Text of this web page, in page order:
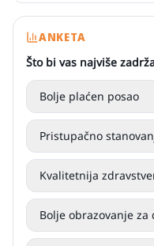
ANKETA
Što bi vas najviše
Bolje plaćen posao
Pristupačno
Kvalitetnija
Bolje obrazovanje za